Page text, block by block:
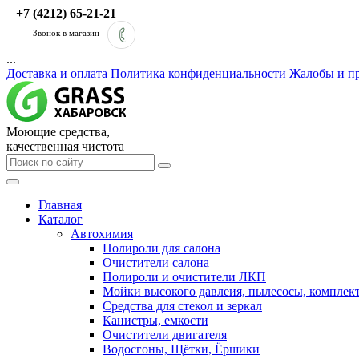
+7 (4212) 65-21-21
Звонок в магазин
...
Доставка и оплата Политика конфиденциальности Жалобы и
Моющие средства,
качественная чистота
Главная
Каталог
Автохимия
Полироли для салона
Очистители салона
Полироли и очистители ЛКП
Мойки высокого давлеия, пылесосы,
Средства для стекол и зеркал
Канистры, емкости
Очистители двигателя
Водосгоны, Щётки, Ёршики